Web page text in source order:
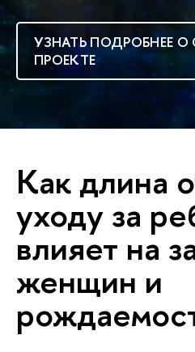
УЗНАТЬ ПОДРОБНЕЕ О
ПРОЕКТЕ
Как длина
уходу за
влияет на
женщин и